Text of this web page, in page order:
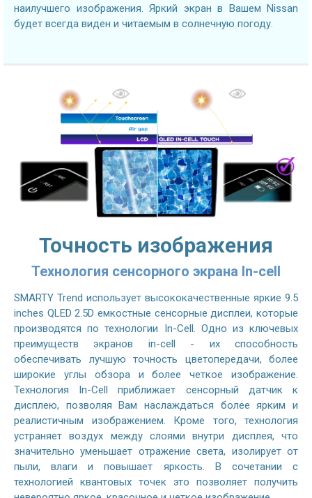
наилучшего изображения. Яркий экран в Вашем Nissan
будет всегда виден и читаемым в солнечную погоду.
Точность изображения
Технология сенсорного экрана In-cell
SMARTY Trend использует высококачественные яркие 9.5
inches QLED 2.5D емкостные сенсорные дисплеи, которые
производятся по технологии In-Cell. Одно из ключевых
преимуществ экранов in-cell - их способность
обеспечивать лучшую точность цветопередачи, более
широкие углы обзора и более четкое изображение.
Технология In-Cell приближает сенсорный датчик к
дисплею, позволяя Вам наслаждаться более ярким и
реалистичным изображением. Кроме того, технология
устраняет воздух между слоями внутри дисплея, что
значительно уменьшает отражение света, изолирует от
пыли, влаги и повышает яркость. В сочетании с
технологией квантовых точек это позволяет получить